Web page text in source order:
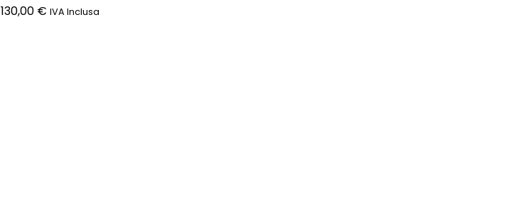
130,00 € IVA Inclusa
130,00 €